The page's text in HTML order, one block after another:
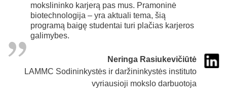
mokslininko karjerą pas mus. Pramoninė
biotechnologija – yra aktuali tema, šią
programą baigę studentai turi plačias karjeros
galimybes.
Neringa Rasiukevičiūtė
LAMMC Sodininkystės ir daržininkystės instituto
vyriausioji mokslo darbuotoja